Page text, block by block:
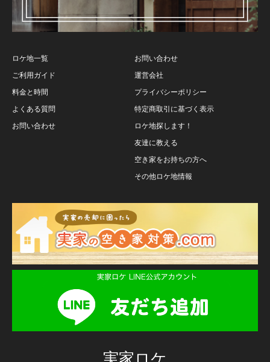
ロケ地一覧
ご利用ガイド
料金と時間
よくある質問
お問い合わせ
お問い合わせ
運営会社
プライバシーポリシー
特定商取引に基づく表示
ロケ地探します！
友達に教える
空き家をお持ちの方へ
その他ロケ地情報